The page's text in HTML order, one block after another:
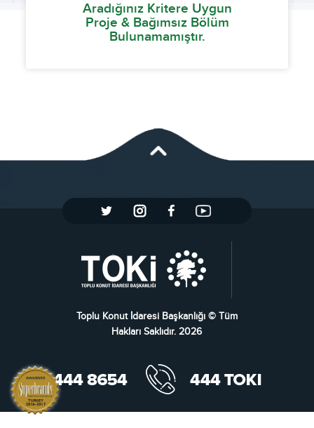
Aradığınız Kritere Uygun
Proje & Bağımsız Bölüm
Bulunamamıştır.
Toplu Konut İdaresi Başkanlığı © Tüm
Hakları Saklıdır. 2026